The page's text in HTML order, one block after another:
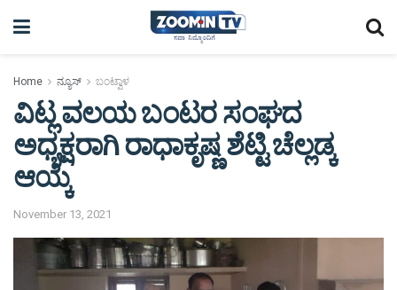
Home ನ್ಯೂಸ್ ಬಂಟ್ವಾಳ
ವಿಟ್ಲ ವಲಯ ಬಂಟರ ಸಂಘದ
ಅಧ್ಯಕ್ಷರಾಗಿ ರಾಧಾಕೃಷ್ಣ ಶೆಟ್ಟಿ ಚೆಲ್ಲಡ್ಕ
ಆಯ್ಕೆ
November 13, 2021